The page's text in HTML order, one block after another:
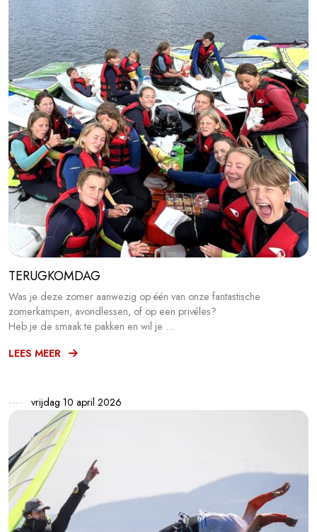
TERUGKOMDAG
Was je deze zomer aanwezig op één van onze fantastische
zomerkampen, avondlessen, of op een privéles?
Heb je de smaak te pakken en wil je ...
LEES MEER
vrijdag 10 april 2026